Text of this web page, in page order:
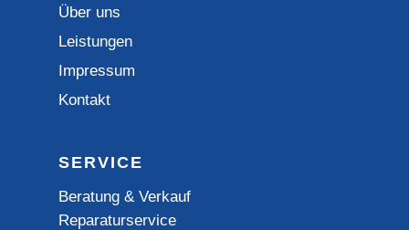
Über uns
Leistungen
Impressum
Kontakt
SERVICE
Beratung & Verkauf
Reparaturservice